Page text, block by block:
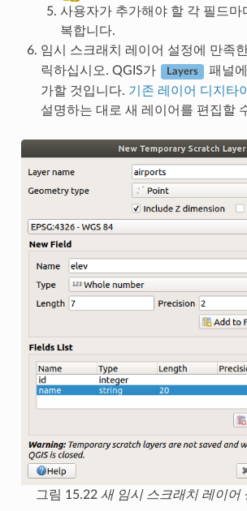
사용자가 추가해야 할 각 필드마
복합니다.
임시 스크래치 레이어 설정에 만족
릭하십시오. QGIS가
Layers
패널
가할 것입니다. 기존 레이어 디지타
설명하는 대로 새 레이어를 편집할
그림 15.22 새 임시 스크래치 레이어